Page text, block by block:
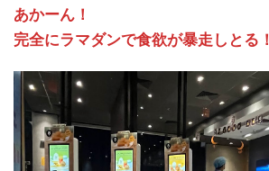
あかーん！
完全にラマダンで食欲が暴走しとる！